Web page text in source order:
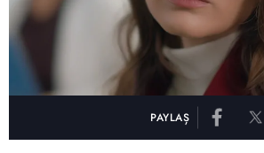
PAYLAŞ